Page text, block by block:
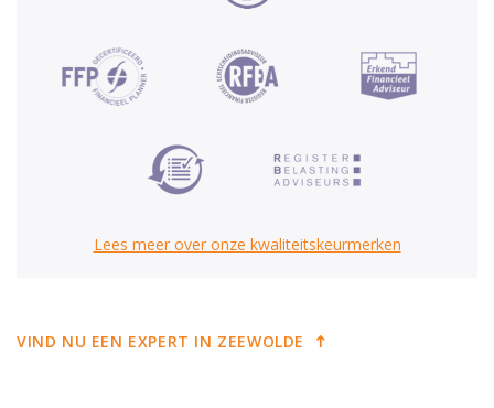
Lees meer over onze kwaliteitskeurmerken
VIND NU EEN EXPERT IN ZEEWOLDE